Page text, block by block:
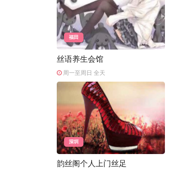
福田
丝语养生会馆
周一至周日 全天
深圳
韵丝阁个人上门丝足